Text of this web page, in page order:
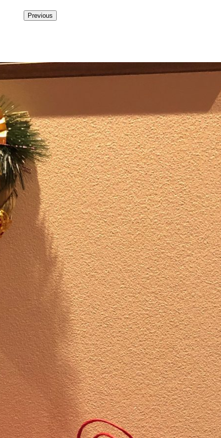
Previous